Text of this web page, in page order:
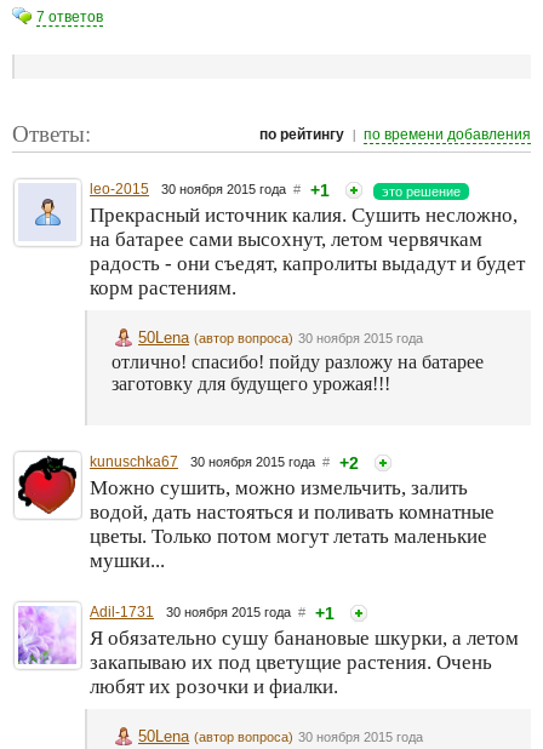
7 ответов
Ответы: по рейтингу | по времени добавления
leo-2015 30 ноября 2015 года # +1 это решение
Прекрасный источник калия. Сушить несложно,
на батарее сами высохнут, летом червячкам
радость - они съедят, капролиты выдадут и будет
корм растениям.
50Lena (автор вопроса) 30 ноября 2015 года
отлично! спасибо! пойду разложу на батарее
заготовку для будущего урожая!!!
kunuschka67 30 ноября 2015 года # +2
Можно сушить, можно измельчить, залить
водой, дать настояться и поливать комнатные
цветы. Только потом могут летать маленькие
мушки...
Adil-1731 30 ноября 2015 года # +1
Я обязательно сушу банановые шкурки, а летом
закапываю их под цветущие растения. Очень
любят их розочки и фиалки.
50Lena (автор вопроса) 30 ноября 2015 года